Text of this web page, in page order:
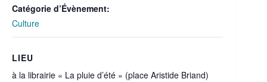
Catégorie d’Évènement:
Culture
LIEU
à la librairie « La pluie d’été » (place Aristide Briand)